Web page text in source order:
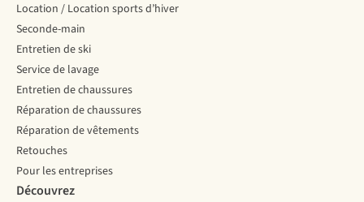
Location / Location sports d’hiver
Seconde-main
Entretien de ski
Service de lavage
Entretien de chaussures
Réparation de chaussures
Réparation de vêtements
Retouches
Pour les entreprises
Découvrez